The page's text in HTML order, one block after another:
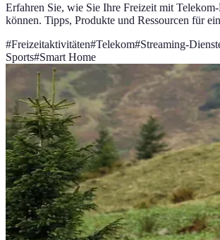
Erfahren Sie, wie Sie Ihre Freizeit mit
können. Tipps, Produkte und Ressourcen für
#Freizeitaktivitäten#Telekom#Streaming-
Sports#Smart Home